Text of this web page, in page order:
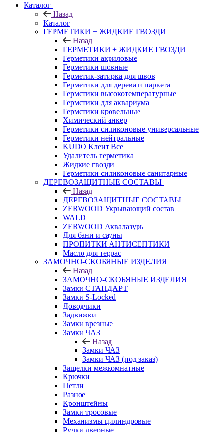
Каталог
Назад
Каталог
ГЕРМЕТИКИ + ЖИДКИЕ ГВОЗДИ
Назад
ГЕРМЕТИКИ + ЖИДКИЕ ГВОЗДИ
Герметики акриловые
Герметики шовные
Герметик-затирка для швов
Герметики для дерева и паркета
Герметики высокотемпературные
Герметики для аквариума
Герметики кровельные
Химический анкер
Герметики силиконовые универсальные
Герметики нейтральные
KUDO Клеит Все
Удалитель герметика
Жидкие гвозди
Герметики силиконовые санитарные
ДЕРЕВОЗАЩИТНЫЕ СОСТАВЫ
Назад
ДЕРЕВОЗАЩИТНЫЕ СОСТАВЫ
ZERWOOD Укрывающий состав
WALD
ZERWOOD Аквалазурь
Для бани и сауны
ПРОПИТКИ АНТИСЕПТИКИ
Масло для террас
ЗАМОЧНО-СКОБЯНЫЕ ИЗДЕЛИЯ
Назад
ЗАМОЧНО-СКОБЯНЫЕ ИЗДЕЛИЯ
Замки СТАНДАРТ
Замки S-Locked
Доводчики
Задвижки
Замки врезные
Замки ЧАЗ
Назад
Замки ЧАЗ
Замки ЧАЗ (под заказ)
Защелки межкомнатные
Крючки
Петли
Разное
Кронштейны
Замки тросовые
Механизмы цилиндровые
Ручки дверные